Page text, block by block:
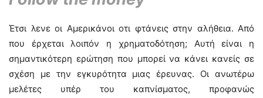
Έτσι λενε οι Αμερικάνοι οτι φτάνεις στην αλήθεια. Από
που έρχεται λοιπόν η χρηματοδότηση; Αυτή είναι η
σημαντικότερη ερώτηση που μπορεί να κάνει κανείς σε
σχέση με την εγκυρότητα μιας έρευνας. Οι ανωτέρω
μελέτες υπέρ του καπνίσματος, προφανώς